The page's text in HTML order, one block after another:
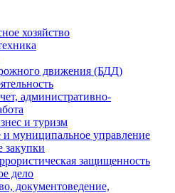
хозяйство
движения (БДД)
административно-
и туризм
и муниципальное управление
закупки
защищенность
дело
документоведение,